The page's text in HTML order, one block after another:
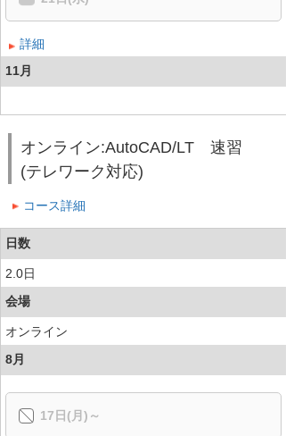
詳細
11月
オンライン:AutoCAD/LT 速習
(テレワーク対応)
コース詳細
日数
2.0日
会場
オンライン
8月
17日(月)～